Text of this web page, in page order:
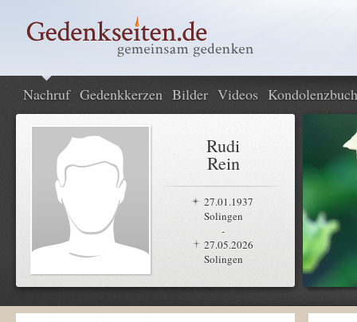
Nachruf Gedenkkerzen Bilder Videos Kondolenzbuch
Rudi
Rein
27.01.1937
Solingen
-
27.05.2026
Solingen